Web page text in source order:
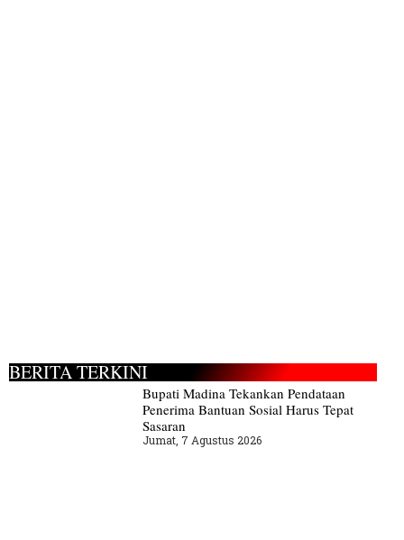
BERITA TERKINI
Bupati Madina Tekankan Pendataan
Penerima Bantuan Sosial Harus Tepat
Sasaran
Jumat, 7 Agustus 2026